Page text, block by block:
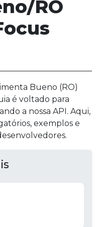
RO
Bueno (RO)
é voltado para
a nossa API. Aqui,
exemplos e